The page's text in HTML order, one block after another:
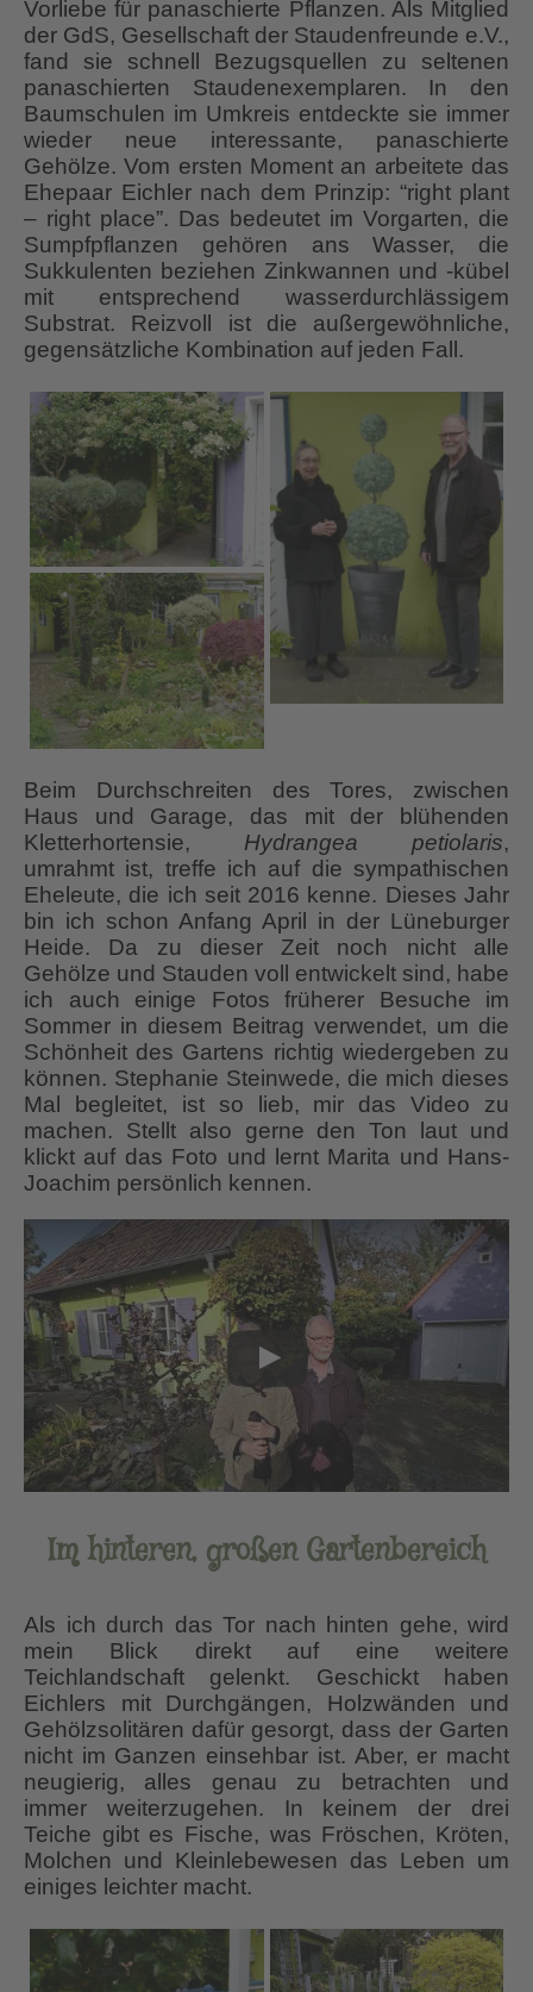
Vorliebe für panaschierte Pflanzen. Als Mitglied
der GdS, Gesellschaft der Staudenfreunde e.V.,
fand sie schnell Bezugsquellen zu seltenen
panaschierten Staudenexemplaren. In den
Baumschulen im Umkreis entdeckte sie immer
wieder neue interessante, panaschierte
Gehölze. Vom ersten Moment an arbeitete das
Ehepaar Eichler nach dem Prinzip: “right plant
– right place”. Das bedeutet im Vorgarten, die
Sumpfpflanzen gehören ans Wasser, die
Sukkulenten beziehen Zinkwannen und -kübel
mit entsprechend wasserdurchlässigem
Substrat. Reizvoll ist die außergewöhnliche,
gegensätzliche Kombination auf jeden Fall.
Beim Durchschreiten des Tores, zwischen
Haus und Garage, das mit der blühenden
Kletterhortensie, Hydrangea petiolaris,
umrahmt ist, treffe ich auf die sympathischen
Eheleute, die ich seit 2016 kenne. Dieses Jahr
bin ich schon Anfang April in der Lüneburger
Heide. Da zu dieser Zeit noch nicht alle
Gehölze und Stauden voll entwickelt sind, habe
ich auch einige Fotos früherer Besuche im
Sommer in diesem Beitrag verwendet, um die
Schönheit des Gartens richtig wiedergeben zu
können. Stephanie Steinwede, die mich dieses
Mal begleitet, ist so lieb, mir das Video zu
machen. Stellt also gerne den Ton laut und
klickt auf das Foto und lernt Marita und Hans-
Joachim persönlich kennen.
Im hinteren, großen Gartenbereich
Als ich durch das Tor nach hinten gehe, wird
mein Blick direkt auf eine weitere
Teichlandschaft gelenkt. Geschickt haben
Eichlers mit Durchgängen, Holzwänden und
Gehölzsolitären dafür gesorgt, dass der Garten
nicht im Ganzen einsehbar ist. Aber, er macht
neugierig, alles genau zu betrachten und
immer weiterzugehen. In keinem der drei
Teiche gibt es Fische, was Fröschen, Kröten,
Molchen und Kleinlebewesen das Leben um
einiges leichter macht.